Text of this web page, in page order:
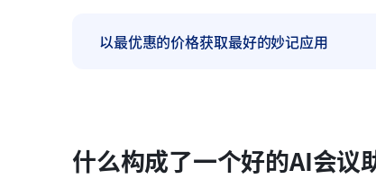
以最优惠的价格获取最好的妙记应用
什么构成了一个好的AI会议